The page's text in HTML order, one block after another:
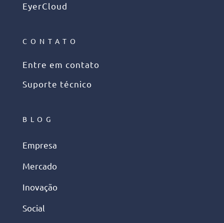
EyerCloud
CONTATO
Entre em contato
Suporte técnico
BLOG
Empresa
Mercado
Inovação
Social